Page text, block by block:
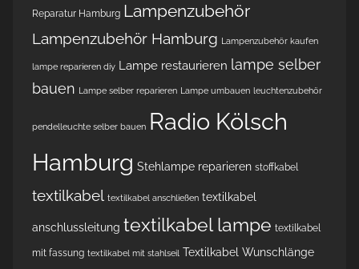
Reparatur Hamburg Lampenzubehör
Lampenzubehör Hamburg Lampenzubehör kaufen
lampe reparieren diy Lampe restaurieren lampe selber
bauen Lampe selber reparieren Lampe umbauen leuchtenzubehör
pendelleuchte selber bauen Radio Kölsch
Hamburg Stehlampe reparieren stoffkabel
textilkabel textilkabel anschließen textilkabel
anschlussleitung textilkabel lampe textilkabel
mit fassung textilkabel mit stahlseil Textilkabel Wunschlänge